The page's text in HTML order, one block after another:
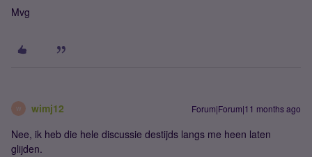
Mvg
W wimj12 Forum|Forum|11 months ago
Nee, ik heb die hele discussie destijds langs me heen laten
glijden.